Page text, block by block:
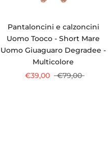
Pantaloncini e calzoncini
Uomo Tooco - Short Mare
Uomo Giuaguaro Degradee -
Multicolore
€39,00
€79,00